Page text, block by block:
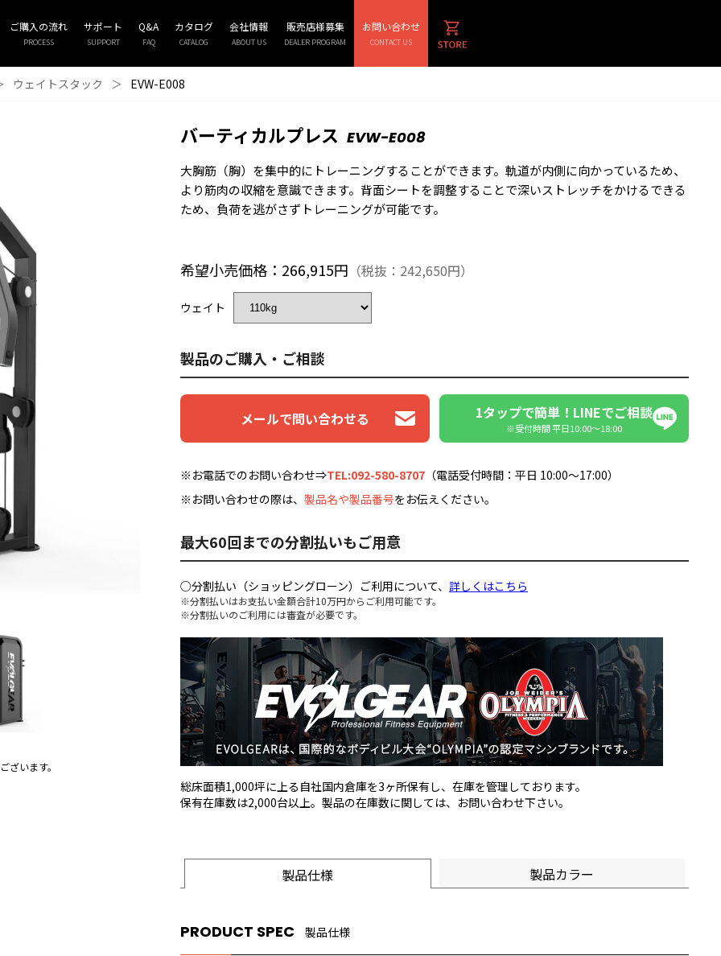
ご購入の流れ
PROCESS
サポート
SUPPORT
Q&A
FAQ
カタログ
CATALOG
会社情報
ABOUT US
販売店様募集
DEALER PROGRAM
お問い合わせ
CONTACT US
ウェイトスタック ＞ EVW-E008
います。
バーティカルプレス EVW-E008
大胸筋（胸）を集中的にトレーニングすることができます。軌道が内側に向かっているため、
より筋肉の収縮を意識できます。背面シートを調整することで深いストレッチをかけるできる
ため、負荷を逃がさずトレーニングが可能です。
希望小売価格：266,915円 （税抜：242,650円）
ウェイト
製品のご購入・ご相談
メールで問い合わせる 1タップで簡単！LINEでご相談
※受付時間 平日10:00〜18:00
※お電話でのお問い合わせ⇒TEL:092-580-8707 （電話受付時間：平日 10:00～17:00）
※お問い合わせの際は、 製品名や製品番号をお伝えください。
最大60回までの分割払いもご用意
○分割払い（ショッピングローン）ご利用について、 詳しくはこちら
※分割払いはお支払い金額合計10万円からご利用可能です。
※分割払いのご利用には審査が必要です。
総床面積1,000坪に上る自社国内倉庫を3ヶ所保有し、在庫を管理しております。
保有在庫数は2,000台以上。製品の在庫数に関しては、お問い合わせ下さい。
製品仕様 製品カラー
PRODUCT SPEC 製品仕様